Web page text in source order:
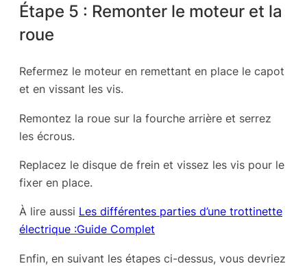
Étape 5 : Remonter le moteur et la
roue
Refermez le moteur en remettant en place le capot
et en vissant les vis.
Remontez la roue sur la fourche arrière et serrez
les écrous.
Replacez le disque de frein et vissez les vis pour le
fixer en place.
À lire aussi Les différentes parties d’une trottinette
électrique :Guide Complet
Enfin, en suivant les étapes ci-dessus, vous devriez